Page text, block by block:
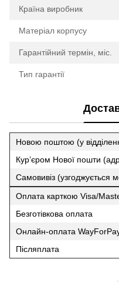
Країна виробник
Матеріал корпусу
Гарантійний термін, міс.
Тип гарантії
Новою поштою (у
Кур’єром Нової пошти
Самовивіз (узгоджується
Оплата карткою Visa/
Безготівкова оплата
Онлайн-оплата
Післяплата